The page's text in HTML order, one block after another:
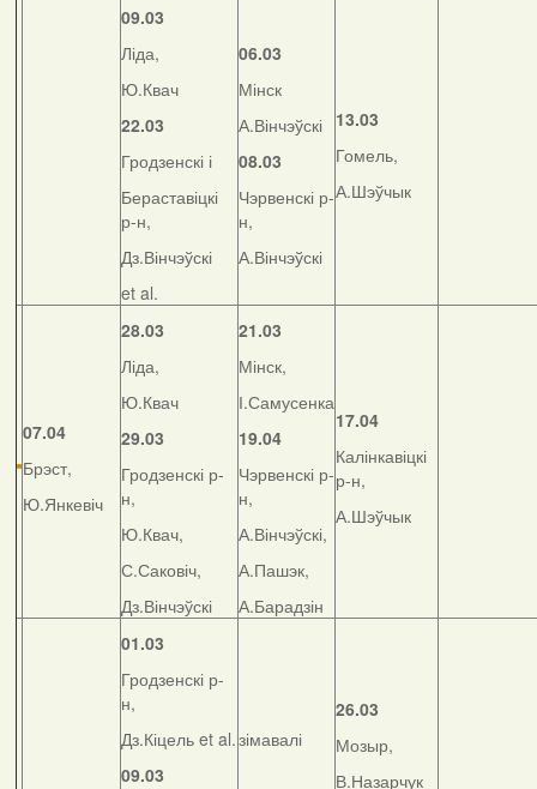
09.03
Ліда,
Ю.Квач
22.03
Гродзенскі і
Бераставіцкі
р-н,
Дз.Вінчэўскі
et al.
06.03
Мінск
А.Вінчэўскі
08.03
Чэрвенскі р-
н,
А.Вінчэўскі
13.03
Гомель,
А.Шэўчык
07.04
Брэст,
Ю.Янкевіч
28.03
Ліда,
Ю.Квач
29.03
Гродзенскі р-
н,
Ю.Квач,
С.Саковіч,
Дз.Вінчэўскі
21.03
Мінск,
І.Самусенка
19.04
Чэрвенскі р-
н,
А.Вінчэўскі,
А.Пашэк,
А.Барадзін
17.04
Калінкавіцкі
р-н,
А.Шэўчык
01.03
Гродзенскі р-
н,
Дз.Кіцель et al.
09.03
зімавалі
26.03
Мозыр,
В.Назарчук